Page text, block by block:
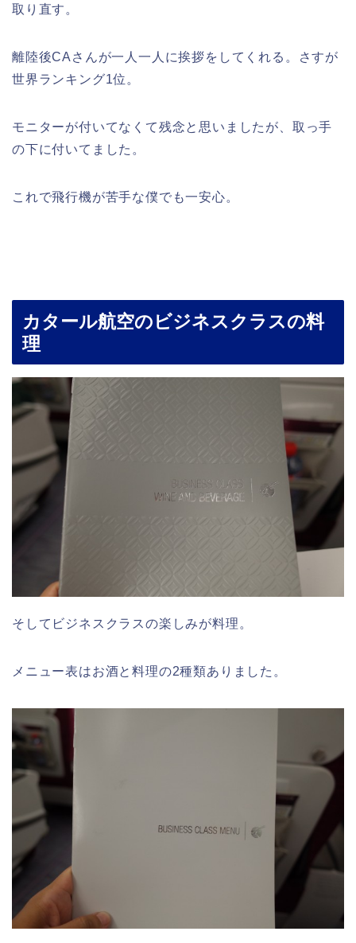
取り直す。
離陸後CAさんが一人一人に挨拶をしてくれる。さすが
世界ランキング1位。
モニターが付いてなくて残念と思いましたが、取っ手
の下に付いてました。
これで飛行機が苦手な僕でも一安心。
カタール航空のビジネスクラスの料
理
そしてビジネスクラスの楽しみが料理。
メニュー表はお酒と料理の2種類ありました。